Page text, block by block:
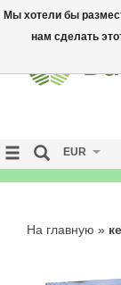
EUR
На главную »
Мы хотели бы
нам сделать